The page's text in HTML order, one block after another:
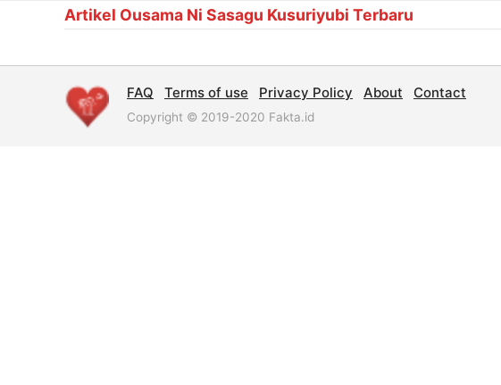
Artikel Ousama Ni Sasagu Kusuriyubi Terbaru
FAQ Terms of use Privacy Policy About Contact
Copyright © 2019-2020 Fakta.id